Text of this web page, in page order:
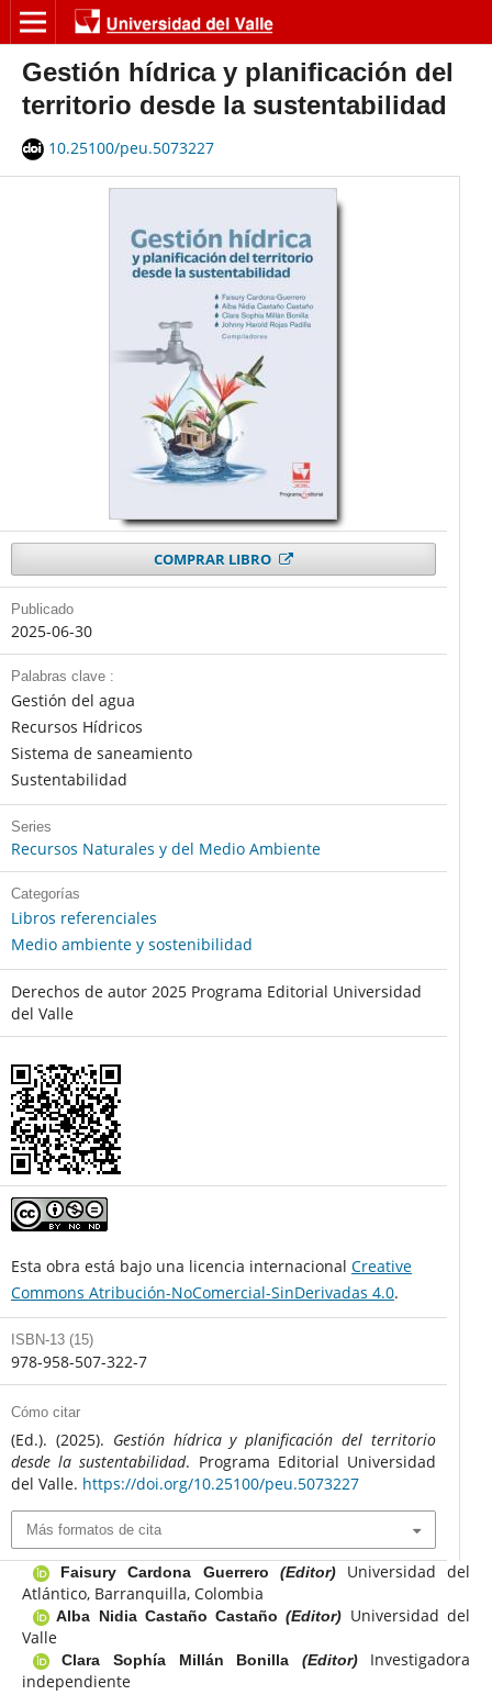
Gestión hídrica y planificación del
territorio desde la sustentabilidad
10.25100/peu.5073227
COMPRAR LIBRO
Publicado
2025-06-30
Palabras clave :
Gestión del agua
Recursos Hídricos
Sistema de saneamiento
Sustentabilidad
Series
Recursos Naturales y del Medio Ambiente
Categorías
Libros referenciales
Medio ambiente y sostenibilidad
Derechos de autor 2025 Programa Editorial Universidad
del Valle
Esta obra está bajo una licencia internacional Creative
Commons Atribución-NoComercial-SinDerivadas 4.0.
ISBN-13 (15)
978-958-507-322-7
Cómo citar
(Ed.). (2025). Gestión hídrica y planificación del territorio
desde la sustentabilidad. Programa Editorial Universidad
del Valle. https://doi.org/10.25100/peu.5073227
Más formatos de cita
Faisury Cardona Guerrero (Editor)
Universidad del
Atlántico, Barranquilla, Colombia
Alba Nidia Castaño Castaño(Editor) Universidad del
Valle
Clara Sophía Millán Bonilla (Editor)
Investigadora
independiente